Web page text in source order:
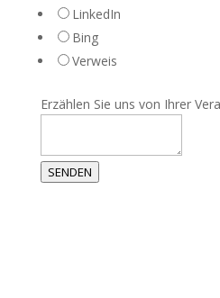
LinkedIn
Bing
Verweis
Erzählen Sie uns von Ihrer
SENDEN